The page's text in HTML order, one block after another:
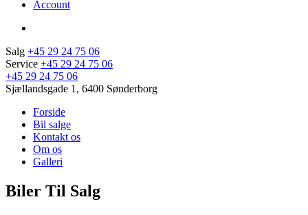
Account
Salg +45 29 24 75 06
Service +45 29 24 75 06
+45 29 24 75 06
Sjællandsgade 1, 6400 Sønderborg
Forside
Bil salge
Kontakt os
Om os
Galleri
Biler Til Salg